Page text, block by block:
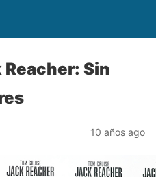
Sin
10 años ago